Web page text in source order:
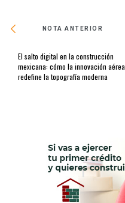
NOTA ANTERIOR
El salto digital en la construcción
mexicana: cómo la innovación aérea
redefine la topografía moderna